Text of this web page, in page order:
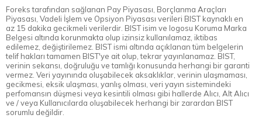
Foreks tarafından sağlanan Pay Piyasası, Borçlanma Araçları
Piyasası, Vadeli İşlem ve Opsiyon Piyasası verileri BIST kaynaklı en
az 15 dakika gecikmeli verilerdir. BIST isim ve logosu Koruma Marka
Belgesi altında korunmakta olup izinsiz kullanılamaz, iktibas
edilemez, değiştirilemez. BIST ismi altında açıklanan tüm belgelerin
telif hakları tamamen BIST'ye ait olup, tekrar yayınlanamaz. BIST,
verinin sekansı, doğruluğu ve tamlığı konusunda herhangi bir garanti
vermez. Veri yayınında oluşabilecek aksaklıklar, verinin ulaşmaması,
gecikmesi, eksik ulaşması, yanlış olması, veri yayın sistemindeki
perfomansın düşmesi veya kesintili olması gibi hallerde Alıcı, Alt Alıcı
ve / veya Kullanıcılarda oluşabilecek herhangi bir zarardan BIST
sorumlu değildir.